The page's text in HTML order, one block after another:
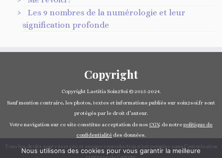
Les 9 nombres de la numérologie et leur
signification profonde
Copyright
Copyright Laetitia Soin2Soi © 2015-2024.
Sauf mention contraire, les photos, textes et informations publiés sur soin2soi.fr sont
protégés par le droit d’auteur.
Votre navigation sur ce site constitue acceptation de nos CGV, de notrepolitique de
confidentialité des données.
Tous les droits sont réservés et aucune reproduction n’est permise sans l’autorisation
Nous utilisons des cookies pour vous garantir la meilleure